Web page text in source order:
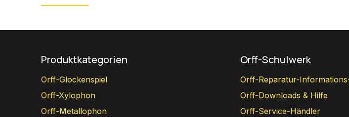
Produktkategorien
Orff-Glockenspiel
Orff-Xylophon
Orff-Metallophon
Orff-Schulwerk
Orff-Reparatur-
Orff-Downloads & Hilfe
Orff-Service-Händler